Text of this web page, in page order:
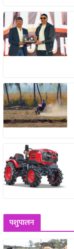
पशुपालन